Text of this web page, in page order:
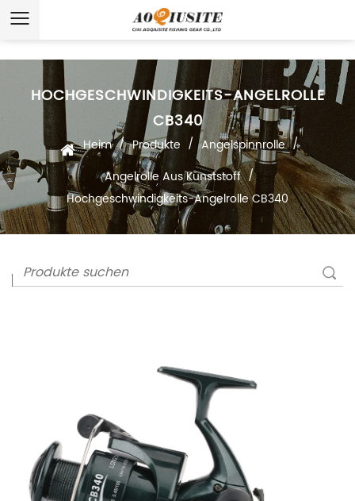
HOCHGESCHWINDIGKEITS-ANGELROLLE
CB340
Heim / Produkte / Angelspinnrolle /
Angelrolle Aus Kunststoff /
Hochgeschwindigkeits-Angelrolle CB340